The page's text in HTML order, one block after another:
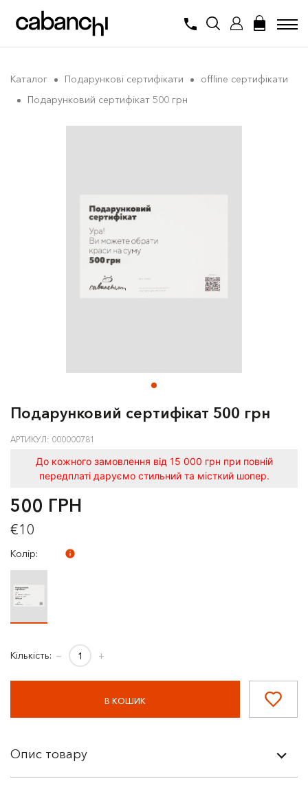
Каталог Подарункові сертифікати
offline сертифікати
Подарунковий сертифікат 500 грн
Подарунковий сертифікат 500 грн
АРТИКУЛ: 000000781
До кожного замовлення від 15 000 грн при повній
передплаті даруємо стильний та місткий шопер.
500 ГРН
€10
Колір:
Кількість: − +
В КОШИК
Опис товару